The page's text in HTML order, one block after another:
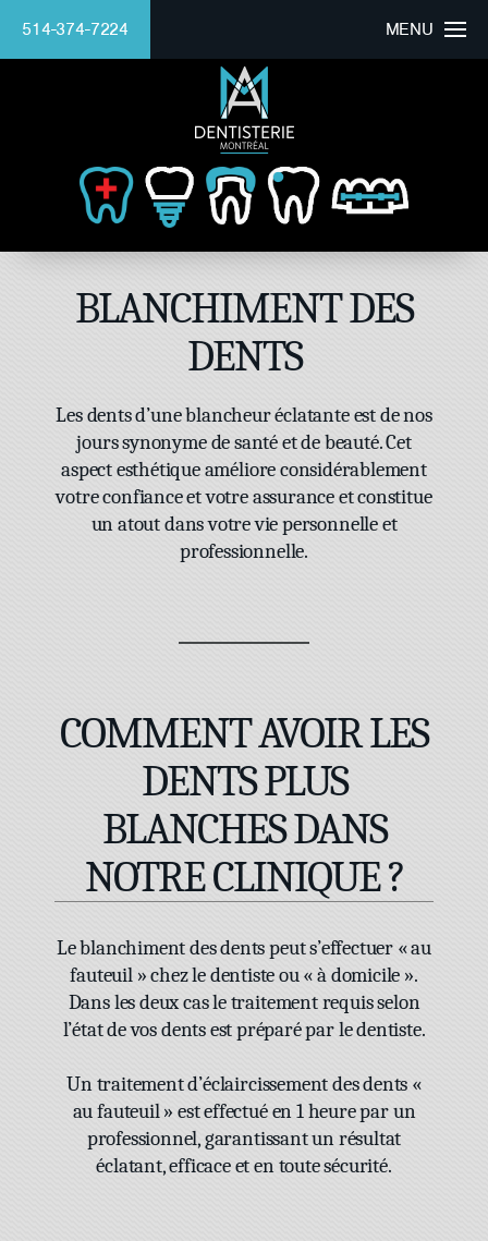
514-374-7224 MENU
BLANCHIMENT DES
DENTS
Les dents d’une blancheur éclatante est de nos
jours synonyme de santé et de beauté. Cet
aspect esthétique améliore considérablement
votre confiance et votre assurance et constitue
un atout dans votre vie personnelle et
professionnelle.
COMMENT AVOIR LES
DENTS PLUS
BLANCHES DANS
NOTRE CLINIQUE ?
Le blanchiment des dents peut s’effectuer « au
fauteuil » chez le dentiste ou « à domicile ».
Dans les deux cas le traitement requis selon
l’état de vos dents est préparé par le dentiste.
Un traitement d’éclaircissement des dents «
au fauteuil » est effectué en 1 heure par un
professionnel, garantissant un résultat
éclatant, efficace et en toute sécurité.
CLINIQUE
DOCTEUR
BEAU SOURIRE
SERVICES
FINANCEMENT
Mounaim Azmi
FRANÇAIS
ENGLISH